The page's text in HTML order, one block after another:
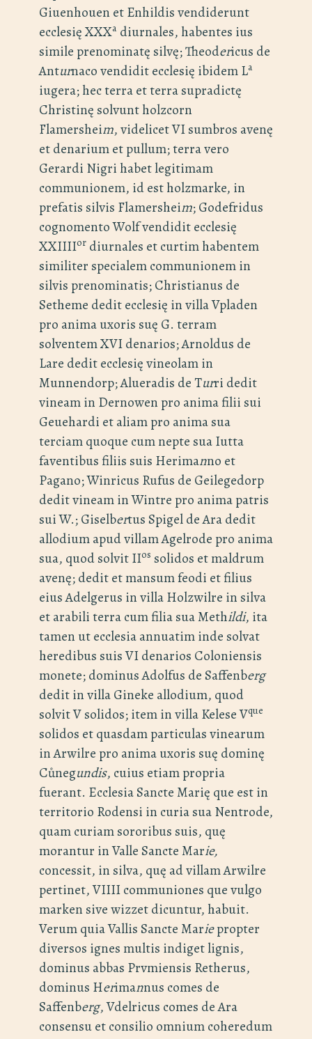
Giuenhouen et Enhildis vendiderunt
ecclesię XXXa diurnales, habentes ius
simile prenominatę silvę; Theodericus de
Anturnaco vendidit ecclesię ibidem La
iugera; hec terra et terra supradictę
Christinę solvunt holzcorn
Flamersheim, videlicet VI sumbros avenę
et denarium et pullum; terra vero
Gerardi Nigri habet legitimam
communionem, id est holzmarke, in
prefatis silvis Flamersheim; Godefridus
cognomento Wolf vendidit ecclesię
XXIIIIor diurnales et curtim habentem
similiter specialem communionem in
silvis prenominatis; Christianus de
Setheme dedit ecclesię in villa Vpladen
pro anima uxoris suę G. terram
solventem XVI denarios; Arnoldus de
Lare dedit ecclesię vineolam in
Munnendorp; Alueradis de Turri dedit
vineam in Dernowen pro anima filii sui
Geuehardi et aliam pro anima sua
terciam quoque cum nepte sua Iutta
faventibus filiis suis Herimanno et
Pagano; Winricus Rufus de Geilegedorp
dedit vineam in Wintre pro anima patris
sui W.; Giselbertus Spigel de Ara dedit
allodium apud villam Agelrode pro anima
sua, quod solvit IIos solidos et maldrum
avenę; dedit et mansum feodi et filius
eius Adelgerus in villa Holzwilre in silva
et arabili terra cum filia sua Methildi, ita
tamen ut ecclesia annuatim inde solvat
heredibus suis VI denarios Coloniensis
monete; dominus Adolfus de Saffenberg
dedit in villa Gineke allodium, quod
solvit V solidos; item in villa Kelese Vque
solidos et quasdam particulas vinearum
in Arwilre pro anima uxoris suę dominę
Cůnegundis, cuius etiam propria
fuerant. Ecclesia Sancte Marię que est in
territorio Rodensi in curia sua Nentrode,
quam curiam sororibus suis, quę
morantur in Valle Sancte Marie,
concessit, in silva, quę ad villam Arwilre
pertinet, VIIII communiones que vulgo
marken sive wizzet dicuntur, habuit.
Verum quia Vallis Sancte Mariepropter
diversos ignes multis indiget lignis,
dominus abbas Prvmiensis Retherus,
dominus Herimannus comes de
Saffenberg, Vdelricus comes de Ara
consensu et consilio omnium coheredum